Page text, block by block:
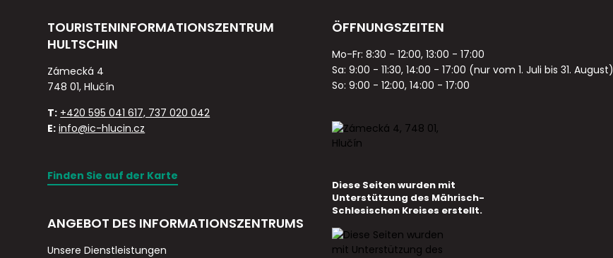
TOURISTENINFORMATIONSZENTRUM
HULTSCHIN
Zámecká 4
748 01, Hlučín
T: +420 595 041 617, 737 020 042
E: info@ic-hlucin.cz
Finden Sie auf der Karte
ANGEBOT DES INFORMATIONSZENTRUMS
Unsere Dienstleistungen
ÖFFNUNGSZEITEN
Mo-Fr: 8:30 - 12:00, 13:00 - 17:00
Sa: 9:00 - 11:30, 14:00 - 17:00 (nur vom 1. Juli bis 31. August)
So: 9:00 - 12:00, 14:00 - 17:00
Diese Seiten wurden mit
Unterstützung des Mährisch-
Schlesischen Kreises erstellt.